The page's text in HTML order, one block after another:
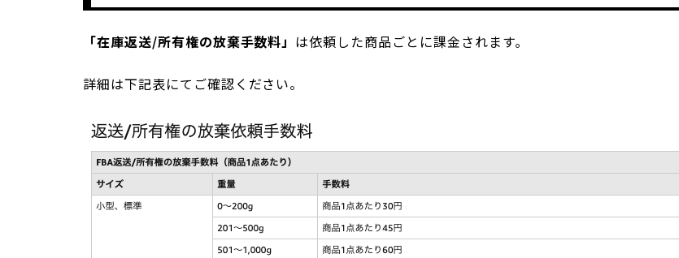
「在庫返送/所有権の放棄手数料」 は依頼した商品ごとに課金されます。
詳細は下記表にてご確認ください。